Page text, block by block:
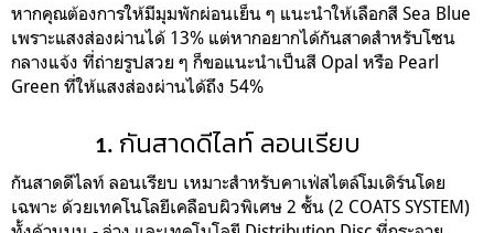
หากคุณต้องการให้มีมุมพักผ่อนเย็น ๆ แนะนำให้เลือกสี Sea Blue
เพราะแสงส่องผ่านได้ 13% แต่หากอยากได้กันสาดสำหรับโซน
กลางแจ้ง ที่ถ่ายรูปสวย ๆ ก็ขอแนะนำเป็นสี Opal หรือ Pearl
Green ที่ให้แสงส่องผ่านได้ถึง 54%
กันสาดดีไลท์ ลอนเรียบ
กันสาดดีไลท์ ลอนเรียบ เหมาะสำหรับคาเฟ่สไตล์โมเดิร์นโดย
เฉพาะ ด้วยเทคโนโลยีเคลือบผิวพิเศษ 2 ชั้น (2 COATS SYSTEM)